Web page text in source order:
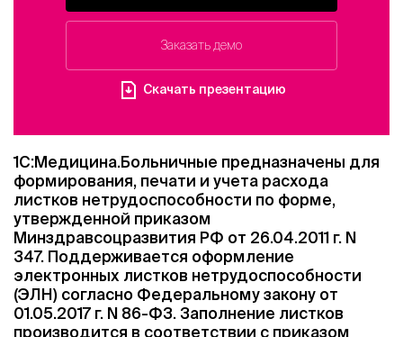
Заказать демо
Скачать презентацию
1С:Медицина.Больничные предназначены для
формирования, печати и учета расхода
листков нетрудоспособности по форме,
утвержденной приказом
Минздравсоцразвития РФ от 26.04.2011 г. N
347. Поддерживается оформление
электронных листков нетрудоспособности
(ЭЛН) согласно Федеральному закону от
01.05.2017 г. N 86-ФЗ. Заполнение листков
производится в соответствии с приказом